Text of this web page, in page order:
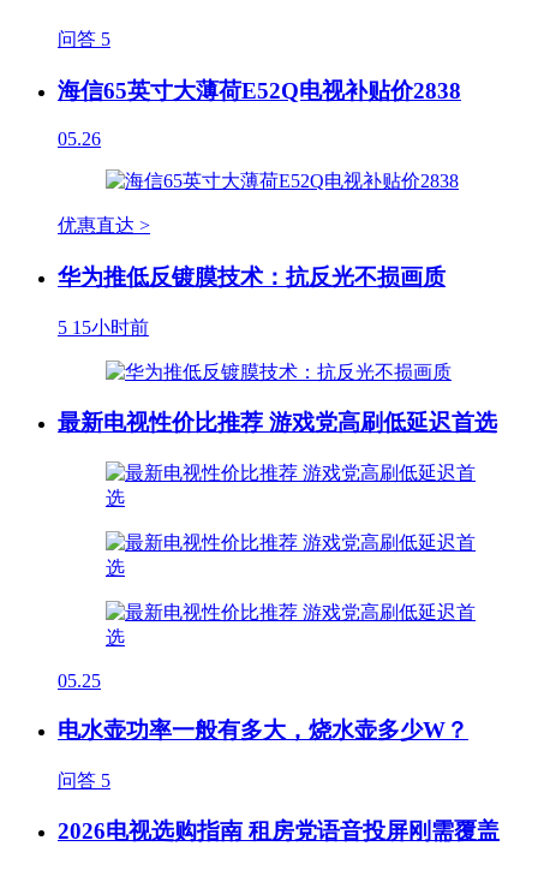
问答 5
海信65英寸大薄荷E52Q电视补贴价2838
05.26
优惠直达 >
华为推低反镀膜技术：抗反光不损画质
5 15小时前
最新电视性价比推荐 游戏党高刷低延迟首选
05.25
电水壶功率一般有多大，烧水壶多少W？
问答 5
2026电视选购指南 租房党语音投屏刚需覆盖